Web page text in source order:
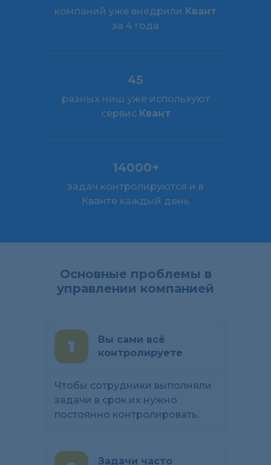
компаний уже внедрили Квант
за 4 года
45
разных ниш уже используют
сервис Квант
14000+
задач контролируются и в
Кванте каждый день
Вы сами всё
контролируете
Чтобы сотрудники выполняли
задачи в срок их нужно
постоянно контролировать.
Задачи часто
Основные проблемы в
управлении компанией